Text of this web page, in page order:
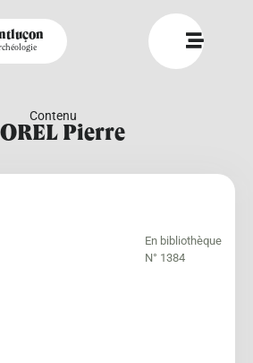
Contenu
Pierre
En bibliothèque
N° 1384